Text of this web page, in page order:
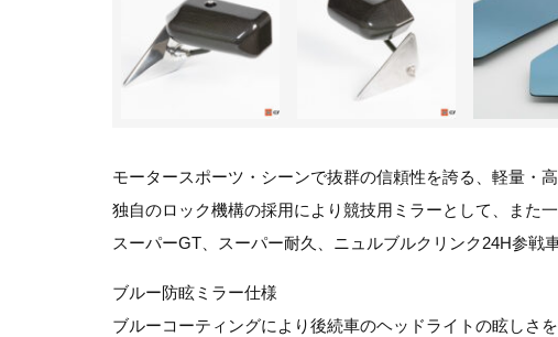
モータースポーツ・シーンで抜群の信頼性を誇る、軽量・
独自のロック機構の採用により競技用ミラーとして、また
スーパーGT、スーパー耐久、ニュルブルクリンク24H参戦
ブルー防眩ミラー仕様
ブルーコーティングにより後続車のヘッドライトの眩しさ